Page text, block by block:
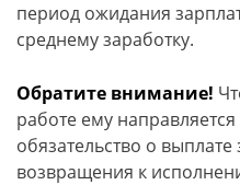
период ожидания
среднему заработку.
Обратите внимание!
работе ему
обязательство о
возвращения к